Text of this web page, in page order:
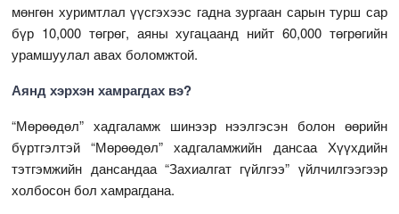
мөнгөн хуримтлал үүсгэхээс гадна зургаан сарын турш сар
бүр 10,000 төгрөг, аяны хугацаанд нийт 60,000 төгрөгийн
урамшуулал авах боломжтой.
Аянд хэрхэн хамрагдах вэ?
“Мөрөөдөл” хадгаламж шинээр нээлгэсэн болон өөрийн
бүртгэлтэй “Мөрөөдөл” хадгаламжийн дансаа Хүүхдийн
тэтгэмжийн дансандаа “Захиалгат гүйлгээ” үйлчилгээгээр
холбосон бол хамрагдана.